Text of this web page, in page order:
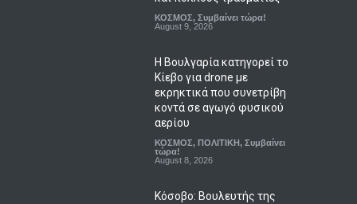
ΚΟΣΜΟΣ, Συμβαίνει τώρα!
August 9, 2026
Η Βουλγαρία κατηγορεί το
Κίεβο για drone με
εκρηκτικά που συνετρίβη
κοντά σε αγωγό φυσικού
αερίου
ΚΟΣΜΟΣ, ΠΟΛΙΤΙΚΗ, Συμβαίνει
τώρα!
August 8, 2026
Κόσοβο: Βουλευτής της